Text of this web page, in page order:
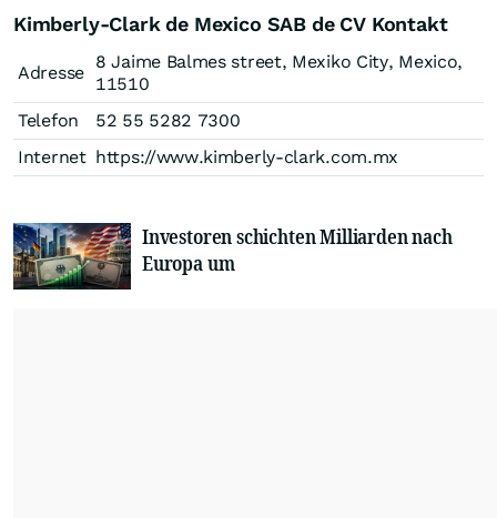
Kimberly-Clark de Mexico SAB de CV Kontakt
Adresse
8 Jaime Balmes street, Mexiko City, Mexico,
11510
Telefon
52 55 5282 7300
Internet https://www.kimberly-clark.com.mx
Investoren schichten Milliarden nach
Europa um